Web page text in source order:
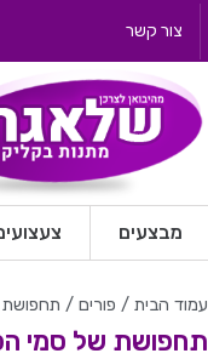
צור קשר
מבצעים
עמוד הבית / פורים / תחפושת
תחפושת של סמי